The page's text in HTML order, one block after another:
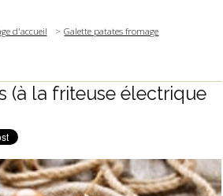
d'accueil Galette patates fromage
(à la friteuse électrique